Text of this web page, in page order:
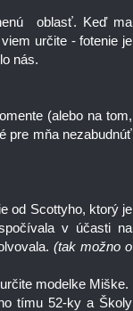
oblasť. Keď ma
určite - fotenie je
nás.
(alebo na tom,
pre mňa nezabudnúť
od Scottyho, ktorý je
v účasti na
(tak možno o
modelke Miške.
tímu 52-ky a Školy